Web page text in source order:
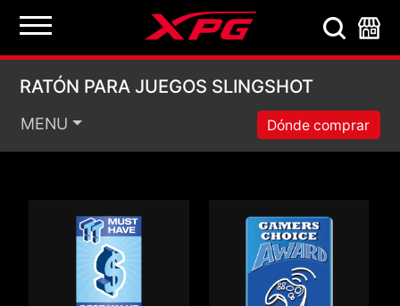
RATÓN PARA
RATÓN PARA JUEGOS SLINGSHOT
MENU Dónde comprar